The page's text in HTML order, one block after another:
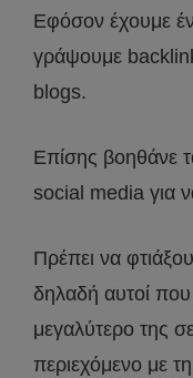
Εφόσον έχουμε
γράψουμε
blogs.
Επίσης βοηθάνε
social media για
Πρέπει να
δηλαδή αυτοί
μεγαλύτερο της
περιεχόμενο με